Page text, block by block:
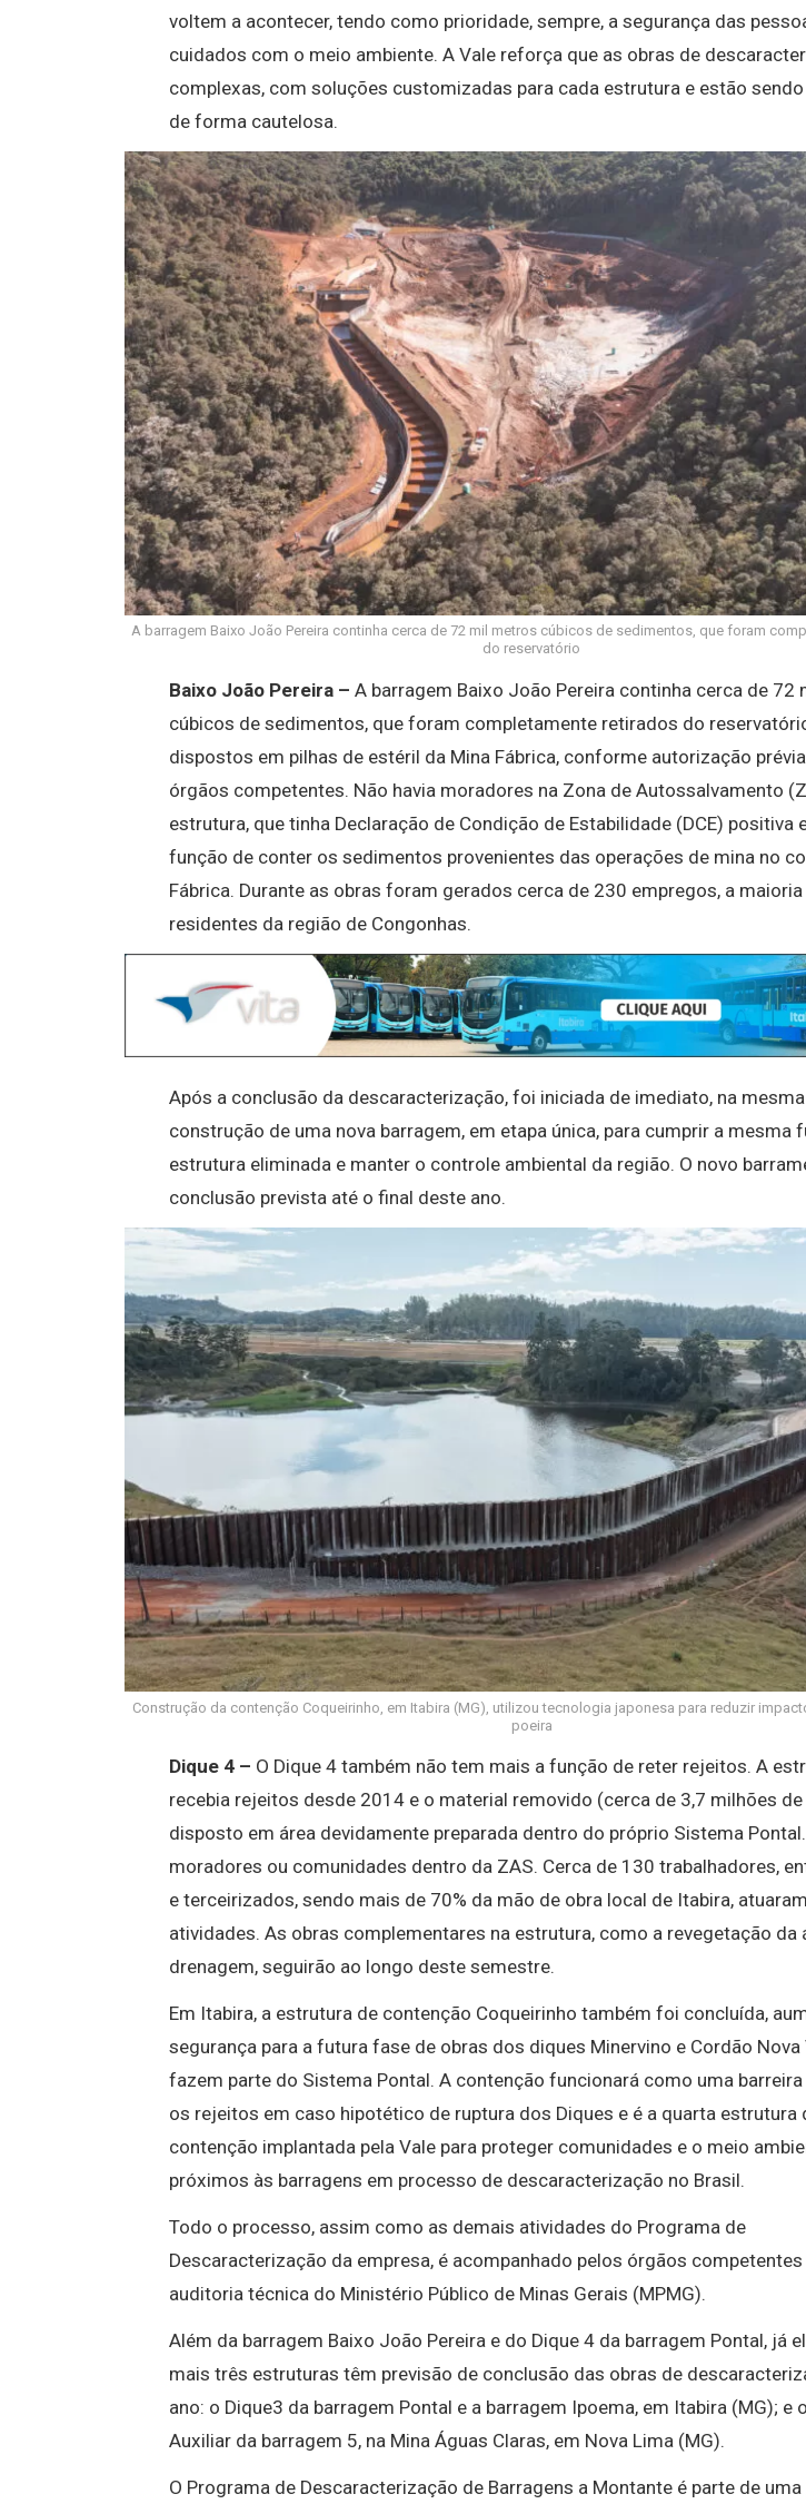
voltem a acontecer, tendo como prioridade, sempre, a segurança das
cuidados com o meio ambiente. A Vale reforça que as obras de
complexas, com soluções customizadas para cada estrutura e estão
de forma cautelosa.
A barragem Baixo João Pereira continha cerca de 72 mil metros cúbicos de sedimentos, que foram
do reservatório
Baixo João Pereira – A barragem Baixo João Pereira continha cerca de 72
cúbicos de sedimentos, que foram completamente retirados do
dispostos em pilhas de estéril da Mina Fábrica, conforme autorização
órgãos competentes. Não havia moradores na Zona de Autossalvamento
estrutura, que tinha Declaração de Condição de Estabilidade (DCE) positiva
função de conter os sedimentos provenientes das operações de mina no
Fábrica. Durante as obras foram gerados cerca de 230 empregos, a maioria
residentes da região de Congonhas.
Após a conclusão da descaracterização, foi iniciada de imediato, na mesma
construção de uma nova barragem, em etapa única, para cumprir a mesma
estrutura eliminada e manter o controle ambiental da região. O novo
conclusão prevista até o final deste ano.
Construção da contenção Coqueirinho, em Itabira (MG), utilizou tecnologia japonesa para reduzir
poeira
Dique 4 – O Dique 4 também não tem mais a função de reter rejeitos. A
recebia rejeitos desde 2014 e o material removido (cerca de 3,7 milhões de
disposto em área devidamente preparada dentro do próprio Sistema
moradores ou comunidades dentro da ZAS. Cerca de 130 trabalhadores,
e terceirizados, sendo mais de 70% da mão de obra local de Itabira,
atividades. As obras complementares na estrutura, como a revegetação da
drenagem, seguirão ao longo deste semestre.
Em Itabira, a estrutura de contenção Coqueirinho também foi concluída,
segurança para a futura fase de obras dos diques Minervino e Cordão Nova
fazem parte do Sistema Pontal. A contenção funcionará como uma
os rejeitos em caso hipotético de ruptura dos Diques e é a quarta estrutura
contenção implantada pela Vale para proteger comunidades e o meio
próximos às barragens em processo de descaracterização no Brasil.
Todo o processo, assim como as demais atividades do Programa de
Descaracterização da empresa, é acompanhado pelos órgãos competentes
auditoria técnica do Ministério Público de Minas Gerais (MPMG).
Além da barragem Baixo João Pereira e do Dique 4 da barragem Pontal, já
mais três estruturas têm previsão de conclusão das obras de
ano: o Dique3 da barragem Pontal e a barragem Ipoema, em Itabira (MG); e
Auxiliar da barragem 5, na Mina Águas Claras, em Nova Lima (MG).
O Programa de Descaracterização de Barragens a Montante é parte de